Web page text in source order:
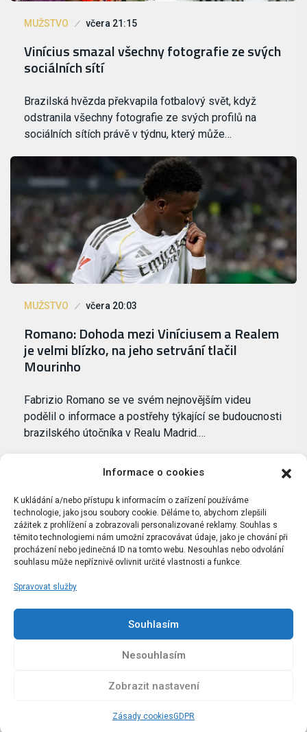
Informace o cookies
K ukládání a/nebo přístupu k informacím o zařízení používáme
technologie, jako jsou soubory cookie. Děláme to, abychom zlepšili
zážitek z prohlížení a zobrazovali personalizované reklamy. Souhlas s
těmito technologiemi nám umožní zpracovávat údaje, jako je chování při
procházení nebo jedinečná ID na tomto webu. Nesouhlas nebo odvolání
souhlasu může nepříznivě ovlivnit určité vlastnosti a funkce.
Spravovat služby
Souhlasím
Nesouhlasím
Zobrazit nastavení
Zásady cookiesGDPR
MUŽSTVO včera 21:15
Vinícius smazal všechny fotografie ze svých
sociálních sítí
Brazilská hvězda překvapila fotbalový svět, když
odstranila všechny fotografie ze svých profilů na
sociálních sítích právě v týdnu, který může…
MUŽSTVO včera 20:03
Romano: Dohoda mezi Viníciusem a Realem
je velmi blízko, na jeho setrvání tlačil
Mourinho
Fabrizio Romano se ve svém nejnovějším videu
podělil o informace a postřehy týkající se budoucnosti
brazilského útočníka v Realu Madrid.…
Kopírování obsahu je přísně zakázáno.